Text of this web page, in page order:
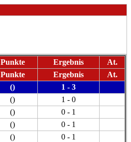
Punkte Ergebnis
At.
Punkte Ergebnis
At.
()
1 - 3
()
1 - 0
()
0 - 1
()
0 - 1
() 0 - 1